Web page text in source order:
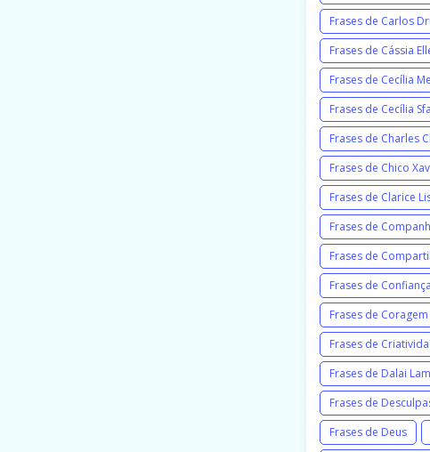
Frases de Carlos
Frases de Cássia
Frases de Cecília
Frases de Cecília
Frases de Charles
Frases de Chico
Frases de Clarice
Frases de
Frases de
Frases de Confiança
Frases de Coragem
Frases de
Frases de Dalai
Frases de
Frases de Deus